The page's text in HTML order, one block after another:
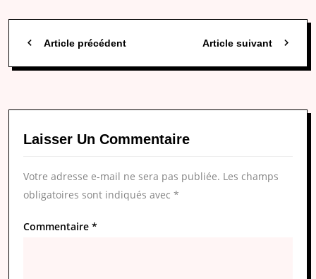
Article précédent Article suivant
Laisser Un Commentaire
Votre adresse e-mail ne sera pas publiée. Les champs
obligatoires sont indiqués avec *
Commentaire *